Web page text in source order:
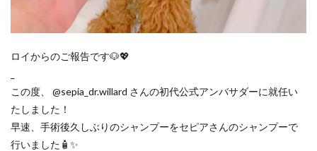
ロイからのご報告です🐶💖
この度、 @sepia_dr.willard さんの初代公式アンバサダーに就任い
たしました！
早速、手術後久しぶりのシャンプーをセピアさんのシャンプーで
行いました🧴✨